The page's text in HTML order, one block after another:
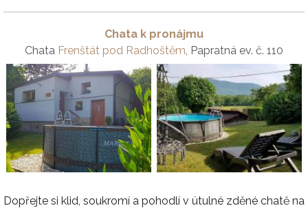
Chata k pronájmu
Chata Frenštát pod Radhoštěm , Papratná ev. č. 110
Dopřejte si klid, soukromí a pohodlí v útulné zděné chatě na